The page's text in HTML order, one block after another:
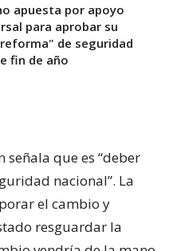
apuesta por apoyo
para aprobar su
de seguridad
fin de año
que es “deber
nacional”. La
el cambio y
resguardar la